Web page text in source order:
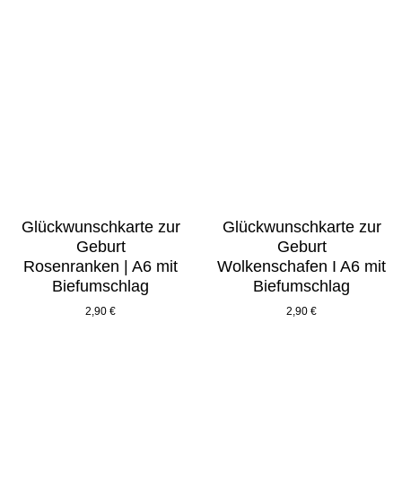
Glückwunschkarte zur
Geburt
Rosenranken | A6 mit
Biefumschlag
2,90 €
Glückwunschkarte zur
Geburt
Wolkenschafen I A6 mit
Biefumschlag
2,90 €